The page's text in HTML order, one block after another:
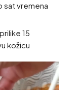
sat vremena
15
kožicu